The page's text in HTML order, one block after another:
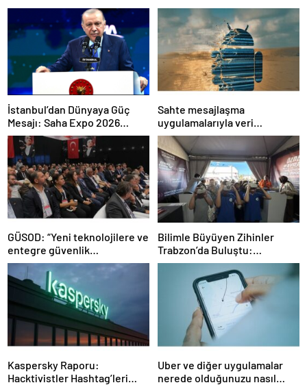
İstanbul’dan Dünyaya Güç
Mesajı: Saha Expo 2026
Rekorlarla Kapılarını Kapattı
Sahte mesajlaşma
uygulamalarıyla veri
sızdırıyorlar- Haber Şafak
GÜSOD: “Yeni teknolojilere ve
entegre güvenlik
sistemlerine önem artacak”-
Haber Şafak
Bilimle Büyüyen Zihinler
Trabzon’da Buluştu:
STEAMFEST’te Bilim Rüzgârı
Esti!- Haber Şafak
Kaspersky Raporu:
Hacktivistler Hashtag’leri
Uber ve diğer uygulamalar
nerede olduğunuzu nasıl